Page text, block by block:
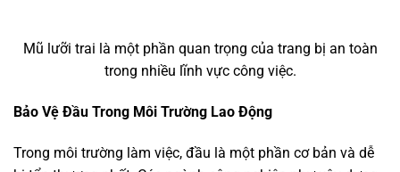
Mũ lưỡi trai là một phần quan trọng của trang bị an toàn
trong nhiều lĩnh vực công việc.
Bảo Vệ Đầu Trong Môi Trường Lao Động
Trong môi trường làm việc, đầu là một phần cơ bản và dễ